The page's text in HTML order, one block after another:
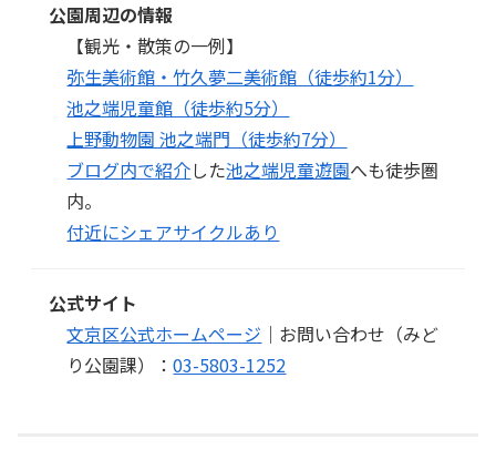
公園周辺の情報
【観光・散策の一例】
弥生美術館・竹久夢二美術館（徒歩約1分）
池之端児童館（徒歩約5分）
上野動物園 池之端門（徒歩約7分）
ブログ内で紹介した池之端児童遊園へも徒歩圏
内。
付近にシェアサイクルあり
公式サイト
文京区公式ホームページ ｜お問い合わせ（みど
り公園課）：03-5803-1252